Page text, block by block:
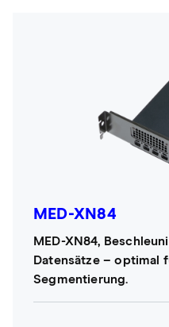
MED-XN84
MED-XN84,
Datensätze – optimal
Segmentierung.